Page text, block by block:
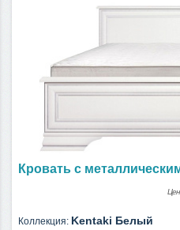
Кровать c
Коллекция: Kentaki Белый